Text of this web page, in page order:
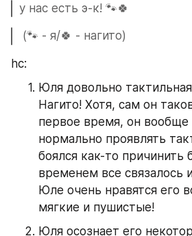
у нас есть э-к! 🐾🍀
(🐾 - я/🍀 - нагито)
hc:
Юля довольно
Нагито! Хотя, сам он
первое время, он вообще
нормально проявлять
боялся как-то причинить
временем все связалось
Юле очень нравятся его
мягкие и пушистые!
Юля осознает его